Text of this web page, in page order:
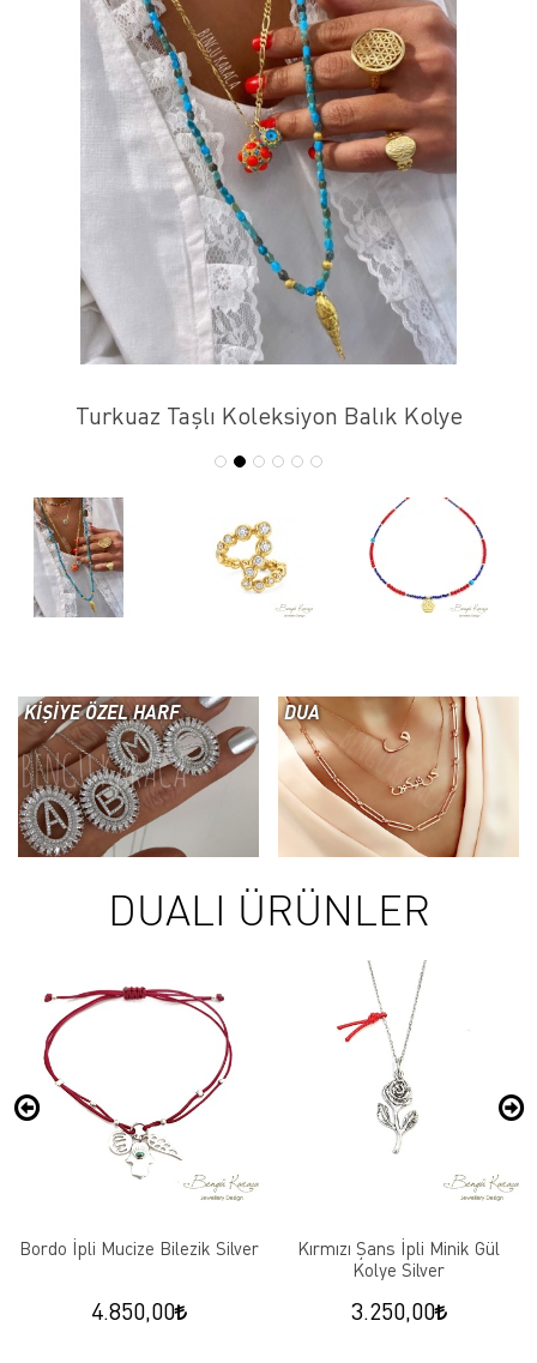
Turkuaz Taşlı Koleksiyon Balık Kolye
KİŞİYE ÖZEL HARF DUA
DUALI ÜRÜNLER
Bordo İpli Mucize Bilezik Silver
4.850,00
Kırmızı Şans İpli Minik Gül
Kolye Silver
3.250,00